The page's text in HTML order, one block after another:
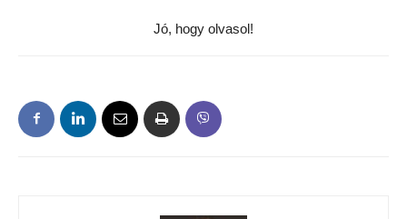
Jó, hogy olvasol!